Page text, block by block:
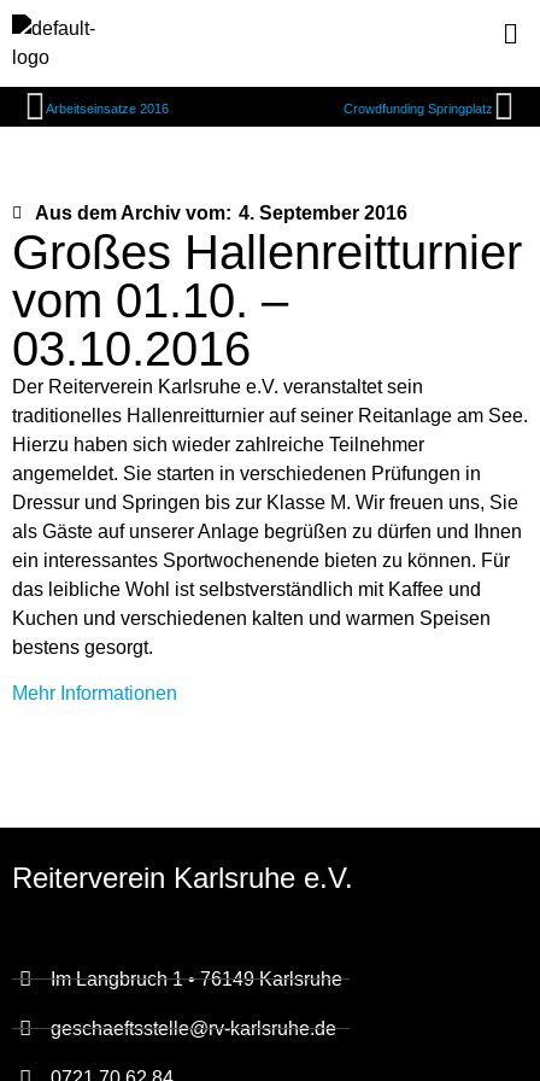
Arbeitseinsatze 2016 Crowdfunding Springplatz
Aus dem Archiv vom: 4. September 2016
Großes Hallenreitturnier
vom 01.10. –
03.10.2016
Der Reiterverein Karlsruhe e.V. veranstaltet sein
traditionelles Hallenreitturnier auf seiner Reitanlage am See.
Hierzu haben sich wieder zahlreiche Teilnehmer
angemeldet. Sie starten in verschiedenen Prüfungen in
Dressur und Springen bis zur Klasse M. Wir freuen uns, Sie
als Gäste auf unserer Anlage begrüßen zu dürfen und Ihnen
ein interessantes Sportwochenende bieten zu können. Für
das leibliche Wohl ist selbstverständlich mit Kaffee und
Kuchen und verschiedenen kalten und warmen Speisen
bestens gesorgt.
Mehr Informationen
Reiterverein Karlsruhe e.V.
Im Langbruch 1 • 76149 Karlsruhe
geschaeftsstelle@rv-karlsruhe.de